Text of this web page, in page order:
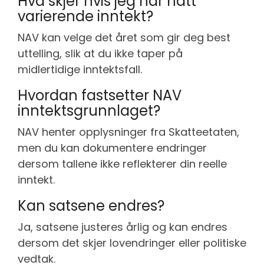
varierende inntekt?
NAV kan velge det året som gir deg best
uttelling, slik at du ikke taper på
midlertidige inntektsfall.
Hvordan fastsetter NAV
inntektsgrunnlaget?
NAV henter opplysninger fra Skatteetaten,
men du kan dokumentere endringer
dersom tallene ikke reflekterer din reelle
inntekt.
Kan satsene endres?
Ja, satsene justeres årlig og kan endres
dersom det skjer lovendringer eller politiske
vedtak.